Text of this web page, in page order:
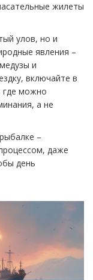
жилеты
улов, но и
явления –
и
включайте в
где можно
а не
–
даже
день